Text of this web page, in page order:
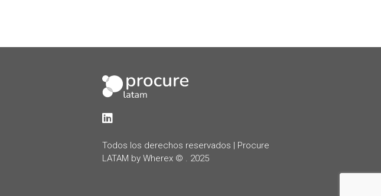
LinkedIn
Todos los derechos reservados | Procure
LATAM by Wherex © . 2025